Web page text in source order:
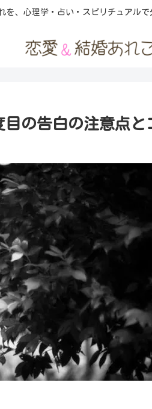
を、心理学・占い・スピリチュアルで
の告白の注意点と